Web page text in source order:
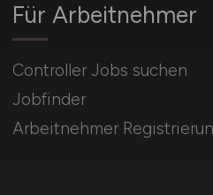
Für Arbeitnehmer
Controller Jobs suchen
Jobfinder
Arbeitnehmer